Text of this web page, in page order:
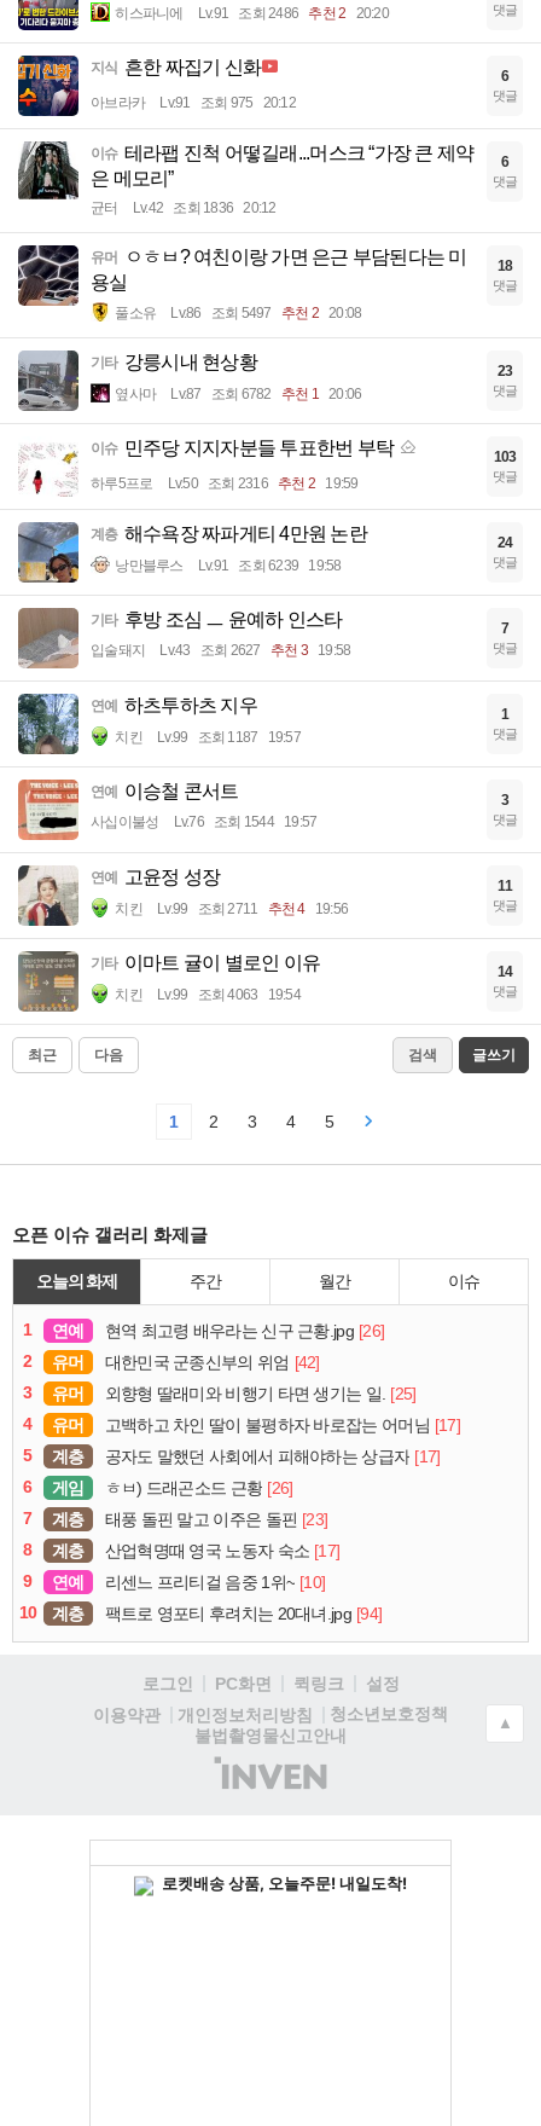
히스파니에 Lv.91 조회 2486 추천 2 20:20 댓글
지식 흔한 짜집기 신화
아브라카 Lv.91 조회 975 20:12
6
댓글
이슈 테라팹 진척 어떻길래...머스크 “가장 큰 제약
은 메모리”
균터 Lv.42 조회 1836 20:12
6
댓글
유머
ㅇㅎㅂ? 여친이랑 가면 은근 부담된다는 미
용실
풀소유 Lv.86 조회 5497 추천 2 20:08
18
댓글
기타 강릉시내 현상황
옆사마 Lv.87 조회 6782 추천 1 20:06
23
댓글
이슈 민주당 지지자분들 투표한번 부탁
하루5프로 Lv.50 조회 2316 추천 2 19:59
103
댓글
계층 해수욕장 짜파게티 4만원 논란
낭만블루스 Lv.91 조회 6239 19:58
24
댓글
기타 후방 조심 ㅡ 윤예하 인스타
입술돼지 Lv.43 조회 2627 추천 3 19:58
7
댓글
연예 하츠투하츠 지우
치킨 Lv.99 조회 1187 19:57
1
댓글
연예 이승철 콘서트
사십이불성 Lv.76 조회 1544 19:57
3
댓글
연예 고윤정 성장
치킨 Lv.99 조회 2711 추천 4 19:56
11
댓글
기타 이마트 귤이 별로인 이유
치킨 Lv.99 조회 4063 19:54
14
댓글
최근 다음 검색 글쓰기
1 2 3 4 5
오픈 이슈 갤러리 화제글
오늘의 화제 주간 월간 이슈
1 연예 현역 최고령 배우라는 신구 근황.jpg [26]
2
유머 대한민국 군종신부의 위엄 [42]
3
유머 외향형 딸래미와 비행기 타면 생기는 일. [25]
4
유머 고백하고 차인 딸이 불평하자 바로잡는 어머님 [17]
5
계층 공자도 말했던 사회에서 피해야하는 상급자 [17]
6
게임 ㅎㅂ) 드래곤소드 근황 [26]
7
계층 태풍 돌핀 말고 이주은 돌핀 [23]
8
계층 산업혁명때 영국 노동자 숙소 [17]
9
연예 리센느 프리티걸 음중 1위~ [10]
10
계층 팩트로 영포티 후려치는 20대녀.jpg [94]
로그인 PC화면 퀵링크
설정
이용약관
개인정보처리방침
청소년보호정책
불법촬영물신고안내
(주)
인
▲